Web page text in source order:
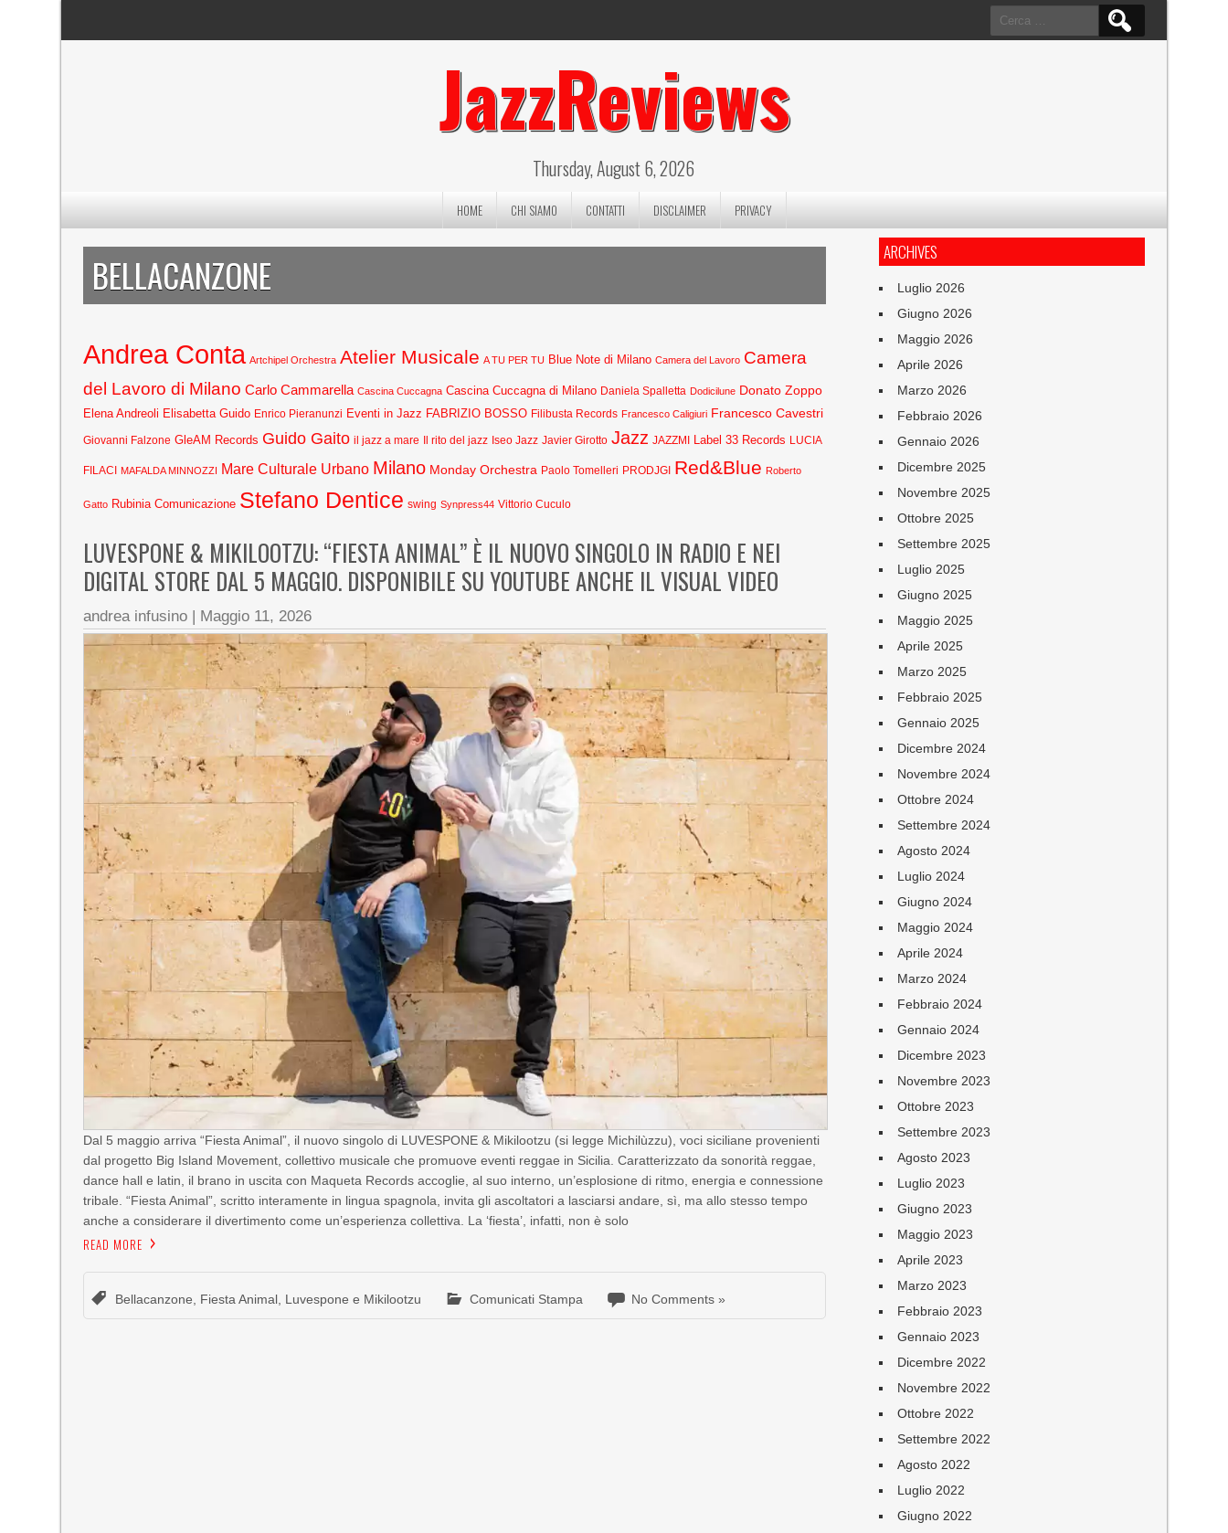
Ricerca
per:
JazzReviews
Thursday, August 6, 2026
HOME CHI SIAMO CONTATTI DISCLAIMER PRIVACY
BELLACANZONE
Andrea Conta Artchipel Orchestra Atelier Musicale A TU PER TU Blue Note di Milano Camera del Lavoro Camera
del Lavoro di Milano Carlo Cammarella Cascina Cuccagna Cascina Cuccagna di Milano Daniela Spalletta Dodicilune Donato Zoppo
Elena Andreoli Elisabetta Guido Enrico Pieranunzi Eventi in Jazz FABRIZIO BOSSO Filibusta Records Francesco Caligiuri Francesco Cavestri
Giovanni Falzone GleAM Records Guido Gaito il jazz a mare Il rito del jazz Iseo Jazz Javier Girotto Jazz JAZZMI Label 33 Records LUCIA
FILACI MAFALDA MINNOZZI Mare Culturale Urbano Milano Monday Orchestra Paolo Tomelleri PRODJGI Red&Blue Roberto
Gatto Rubinia Comunicazione Stefano Dentice swing Synpress44 Vittorio Cuculo
LUVESPONE & MIKILOOTZU: “FIESTA ANIMAL” È IL NUOVO SINGOLO IN RADIO E NEI
DIGITAL STORE DAL 5 MAGGIO. DISPONIBILE SU YOUTUBE ANCHE IL VISUAL VIDEO
andrea infusino | Maggio 11, 2026
Dal 5 maggio arriva “Fiesta Animal”, il nuovo singolo di LUVESPONE & Mikilootzu (si legge Michilùzzu), voci siciliane provenienti
dal progetto Big Island Movement, collettivo musicale che promuove eventi reggae in Sicilia. Caratterizzato da sonorità reggae,
dance hall e latin, il brano in uscita con Maqueta Records accoglie, al suo interno, un’esplosione di ritmo, energia e connessione
tribale. “Fiesta Animal”, scritto interamente in lingua spagnola, invita gli ascoltatori a lasciarsi andare, sì, ma allo stesso tempo
anche a considerare il divertimento come un’esperienza collettiva. La ‘fiesta’, infatti, non è solo
READ MORE
Bellacanzone Fiesta Animal Luvespone e Mikilootzu Comunicati Stampa No Comments »
ARCHIVES
Luglio 2026
Giugno 2026
Maggio 2026
Aprile 2026
Marzo 2026
Febbraio 2026
Gennaio 2026
Dicembre 2025
Novembre 2025
Ottobre 2025
Settembre 2025
Luglio 2025
Giugno 2025
Maggio 2025
Aprile 2025
Marzo 2025
Febbraio 2025
Gennaio 2025
Dicembre 2024
Novembre 2024
Ottobre 2024
Settembre 2024
Agosto 2024
Luglio 2024
Giugno 2024
Maggio 2024
Aprile 2024
Marzo 2024
Febbraio 2024
Gennaio 2024
Dicembre 2023
Novembre 2023
Ottobre 2023
Settembre 2023
Agosto 2023
Luglio 2023
Giugno 2023
Maggio 2023
Aprile 2023
Marzo 2023
Febbraio 2023
Gennaio 2023
Dicembre 2022
Novembre 2022
Ottobre 2022
Settembre 2022
Agosto 2022
Luglio 2022
Giugno 2022